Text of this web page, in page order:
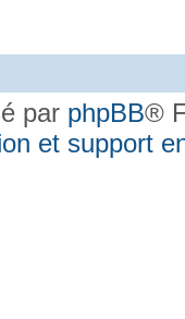
par phpBB®
et support